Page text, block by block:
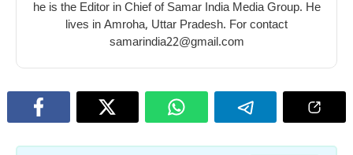
he is the Editor in Chief of Samar India Media Group. He
lives in Amroha, Uttar Pradesh. For contact
samarindia22@gmail.com